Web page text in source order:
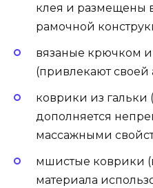
клея и размещены
рамочной
вязаные крючком
(привлекают своей
коврики из
дополняется
массажными
мшистые коврики
материала